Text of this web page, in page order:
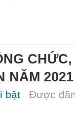
NĂM 2021
bật Được